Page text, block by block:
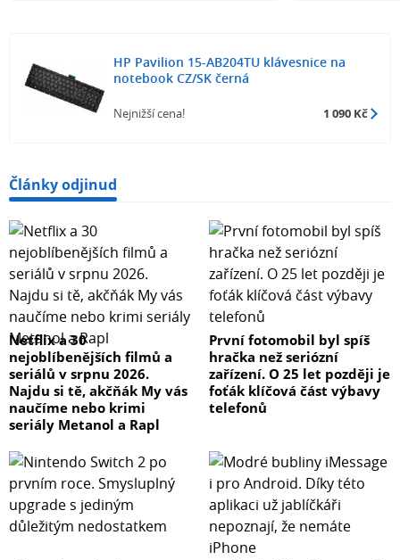
HP Pavilion 15-AB204TU klávesnice na
notebook CZ/SK černá
Nejnižší cena! 1 090 Kč
Články odjinud
Netflix a 30
nejoblíbenějších filmů a
seriálů v srpnu 2026.
Najdu si tě, akčňák My vás
naučíme nebo krimi
seriály Metanol a Rapl
První fotomobil byl spíš
hračka než seriózní
zařízení. O 25 let později je
foťák klíčová část výbavy
telefonů